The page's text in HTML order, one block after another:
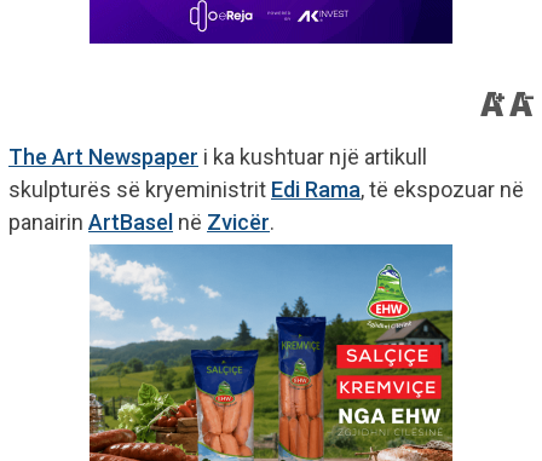
The Art Newspaper i ka kushtuar një artikull
skulpturës së kryeministrit Edi Rama, të ekspozuar në
panairin ArtBasel në Zvicër.